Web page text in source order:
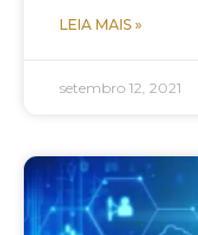
LEIA MAIS »
setembro 12, 2021